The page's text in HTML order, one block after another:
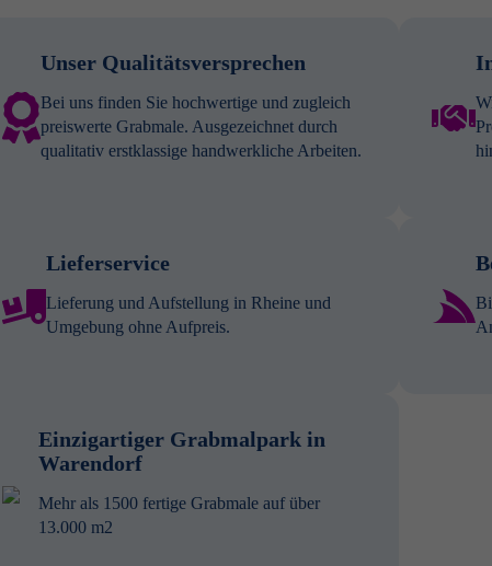
Unser Qualitätsversprechen
Bei uns finden Sie hochwertige und zugleich
preiswerte Grabmale. Ausgezeichnet durch
qualitativ erstklassige handwerkliche Arbeiten.
Lieferservice
Lieferung und Aufstellung in Rheine und
Umgebung ohne Aufpreis.
Einzigartiger Grabmalpark in
Warendorf
Mehr als 1500 fertige Grabmale auf über
13.000 m2